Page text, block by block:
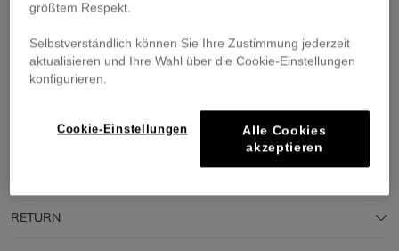
🔒 Secure payment & easy returns
DESCRIPTION
TRACEABILITY
RETURN
größtem Respekt.
Selbstverständlich können Sie Ihre Zustimmung jederzeit
aktualisieren und Ihre Wahl über die Cookie-Einstellungen
konfigurieren.
Cookie-Einstellungen
Alle Cookies
akzeptieren